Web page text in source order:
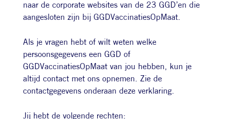
naar de corporate websites van de 23 GGD’en die
aangesloten zijn bij GGDVaccinatiesOpMaat.
Als je vragen hebt of wilt weten welke
persoonsgegevens een GGD of
GGDVaccinatiesOpMaat van jou hebben, kun je
altijd contact met ons opnemen. Zie de
contactgegevens onderaan deze verklaring.
Jij hebt de volgende rechten: